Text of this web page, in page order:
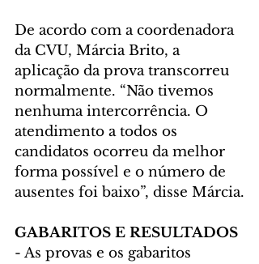
De acordo com a coordenadora
da CVU, Márcia Brito, a
aplicação da prova transcorreu
normalmente. “Não tivemos
nenhuma intercorrência. O
atendimento a todos os
candidatos ocorreu da melhor
forma possível e o número de
ausentes foi baixo”, disse Márcia.
GABARITOS E RESULTADOS
- As provas e os gabaritos